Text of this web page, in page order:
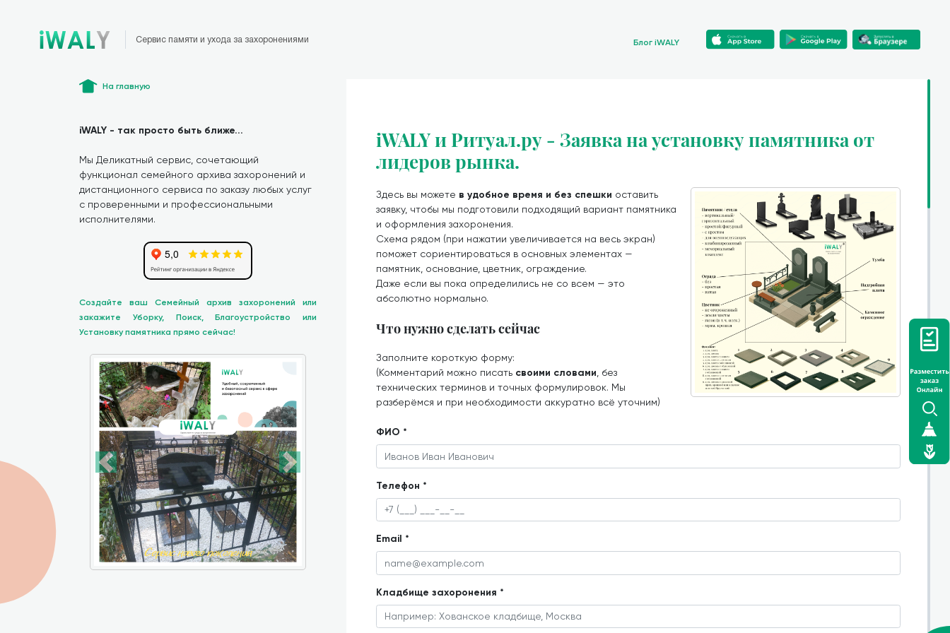
Сервис памяти и ухода за захоронениями Блог iWALY
На главную
iWALY - так просто быть ближе...
Мы Деликатный сервис, сочетающий
функционал семейного архива захоронений и
дистанционного сервиса по заказу любых услуг
с проверенными и профессиональными
исполнителями.
Создайте ваш Семейный архив захоронений или
закажите Уборку, Поиск, Благоустройство или
Установку памятника прямо сейчас!
iWALY и Ритуал.ру - Заявка на установку памятника от
лидеров рынка.
Здесь вы можете в удобное время и без спешки оставить
заявку, чтобы мы подготовили подходящий вариант памятника
и оформления захоронения.
Схема рядом (при нажатии увеличивается на весь экран)
поможет сориентироваться в основных элементах —
памятник, основание, цветник, ограждение.
Даже если вы пока определились не со всем — это
абсолютно нормально.
Что нужно сделать сейчас
Заполните короткую форму:
(Комментарий можно писать своими словами , без
технических терминов и точных формулировок. Мы
разберёмся и при необходимости аккуратно всё уточним)
ФИО *
Телефон *
Email *
Кладбище захоронения *